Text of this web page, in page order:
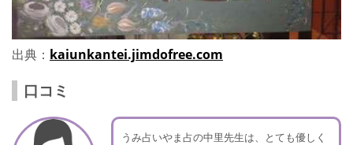
出典： kaiunkantei.jimdofree.com
口コミ
うみ占いやま占の中里先生は、とても優しく